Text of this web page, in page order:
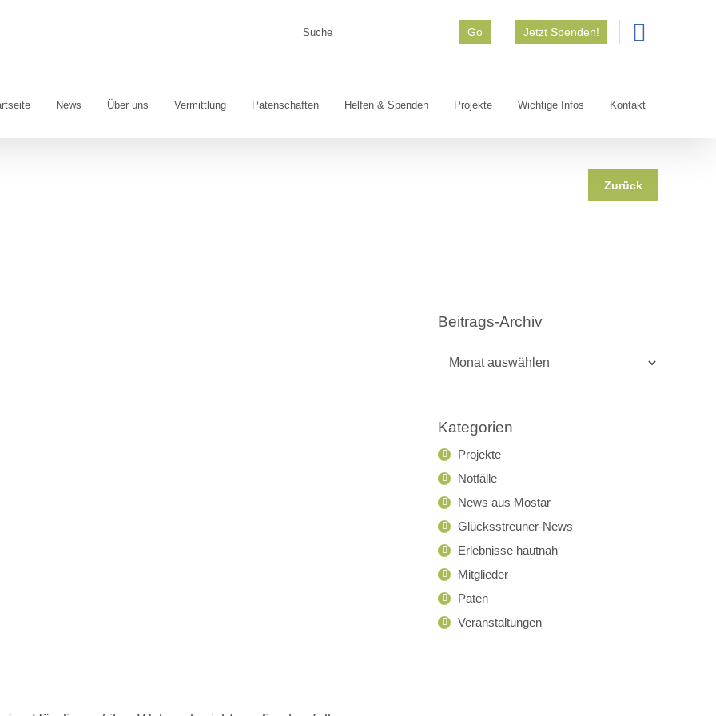
Go Jetzt Spenden!
News Über uns Vermittlung Patenschaften Helfen & Spenden Projekte Wichtige Infos Kontakt
Zurück
Beitrags-Archiv
Kategorien
Projekte
Notfälle
News aus Mostar
Glücksstreuner-News
Erlebnisse hautnah
Mitglieder
Paten
Veranstaltungen